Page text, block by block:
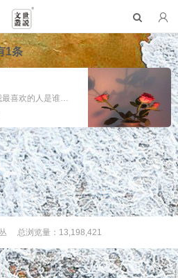
1条
其实我知道 那天 你问我 知道我最喜欢的人是谁吗？ 不知道 我故作轻松的回答 你知道 我最崇拜的人是谁么？ 不知道 知道，我也不说...
总浏览量：13,198,421